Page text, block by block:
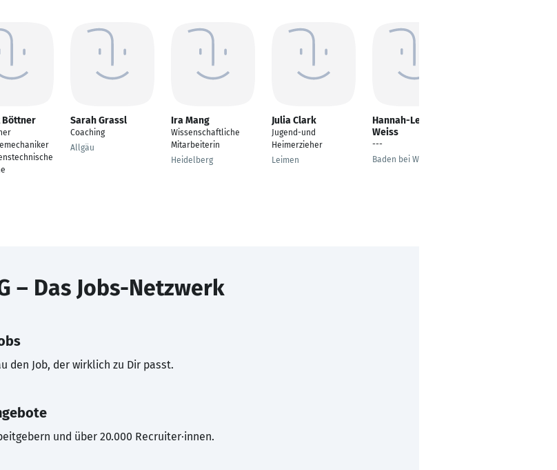
Böttner Sarah Grassl
Coaching
Allgäu
Ira Mang
Wissenschaftliche
Mitarbeiterin
Heidelberg
Julia Clark
Jugend-und
Heimerzieher
Leimen
Hannah-Lena
Weiss
---
Baden bei Wien
– Das Jobs-Netzwerk
den Job, der wirklich zu Dir passt.
und über 20.000 Recruiter·innen.